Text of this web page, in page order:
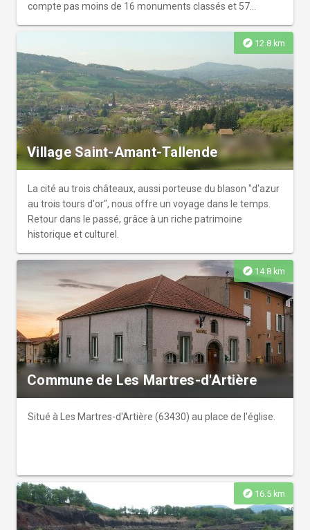
compte pas moins de 16 monuments classés et 57
explore 12.8 km
Village Saint-Amant-Tallende
La cité au trois châteaux, aussi porteuse du blason "d'azur
au trois tours d'or", nous offre un voyage dans le temps.
Retour dans le passé, grâce à un riche patrimoine
historique et culturel.
explore 14.8 km
Commune de Les Martres-d'Artière
Situé à Les Martres-d'Artière (63430) au place de l'église.
explore 16.5 km